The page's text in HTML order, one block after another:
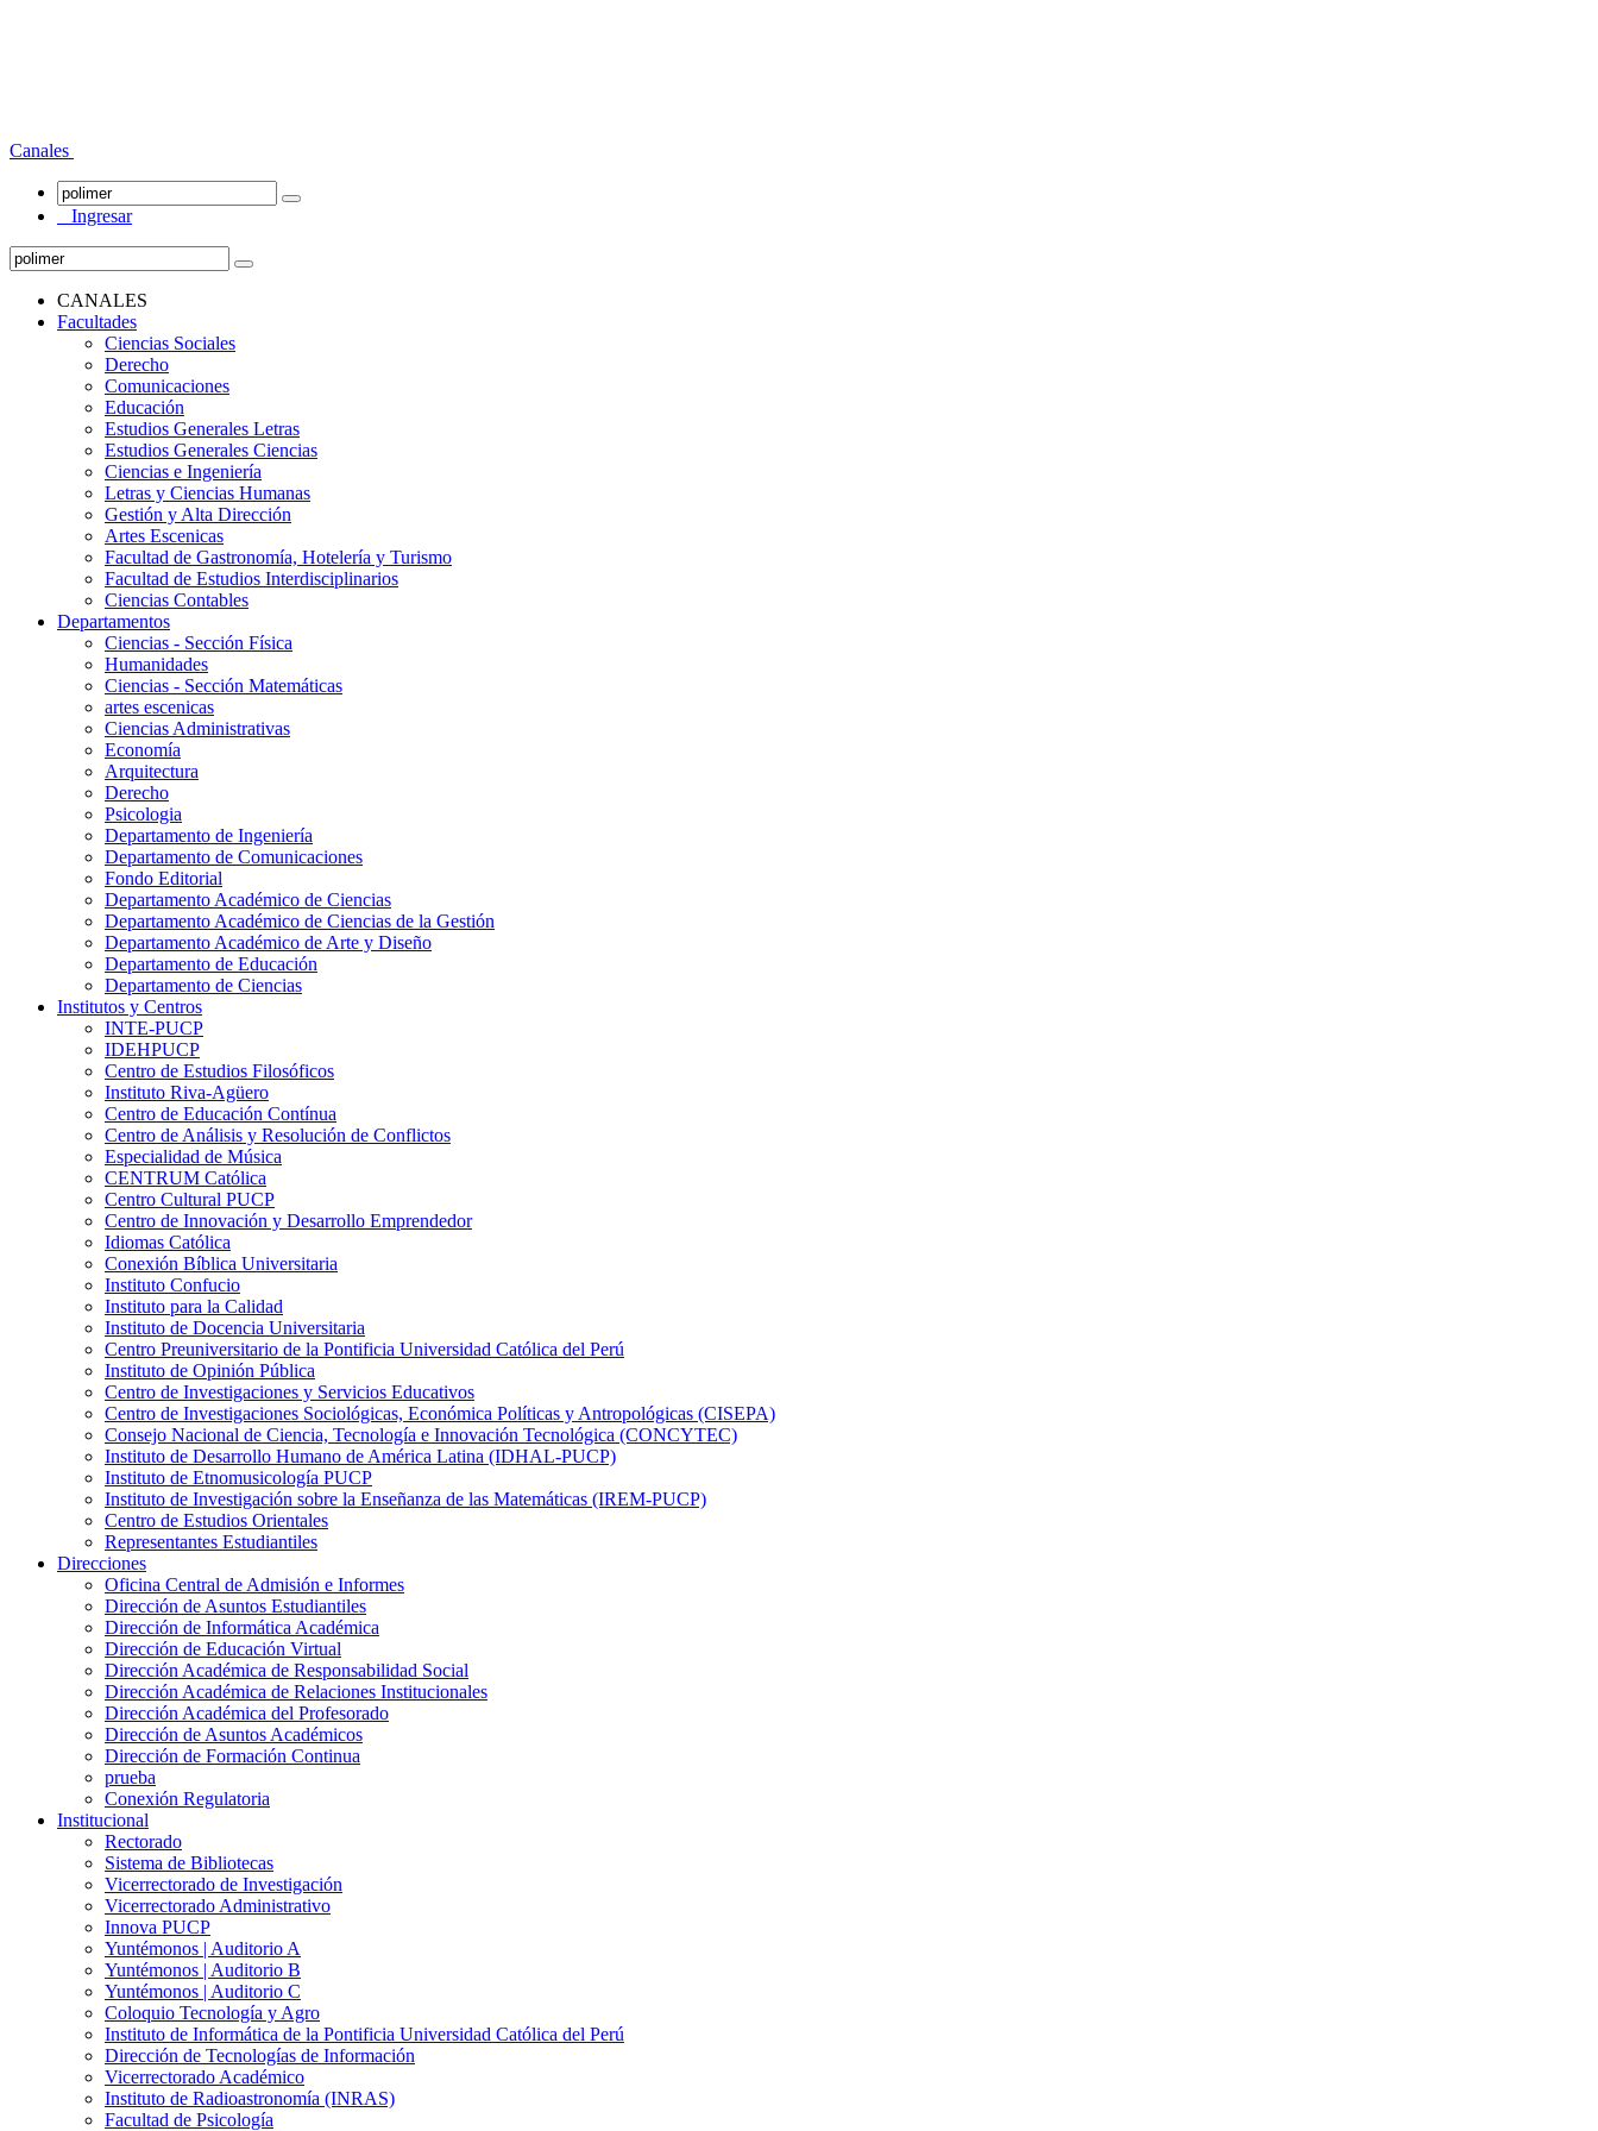
Canales
Ingresar
CANALES
Facultades
Ciencias Sociales
Derecho
Comunicaciones
Educación
Estudios Generales Letras
Estudios Generales Ciencias
Ciencias e Ingeniería
Letras y Ciencias Humanas
Gestión y Alta Dirección
Artes Escenicas
Facultad de Gastronomía, Hotelería y Turismo
Facultad de Estudios Interdisciplinarios
Ciencias Contables
Departamentos
Ciencias - Sección Física
Humanidades
Ciencias - Sección Matemáticas
artes escenicas
Ciencias Administrativas
Economía
Arquitectura
Derecho
Psicologia
Departamento de Ingeniería
Departamento de Comunicaciones
Fondo Editorial
Departamento Académico de Ciencias
Departamento Académico de Ciencias de la Gestión
Departamento Académico de Arte y Diseño
Departamento de Educación
Departamento de Ciencias
Institutos y Centros
INTE-PUCP
IDEHPUCP
Centro de Estudios Filosóficos
Instituto Riva-Agüero
Centro de Educación Contínua
Centro de Análisis y Resolución de Conflictos
Especialidad de Música
CENTRUM Católica
Centro Cultural PUCP
Centro de Innovación y Desarrollo Emprendedor
Idiomas Católica
Conexión Bíblica Universitaria
Instituto Confucio
Instituto para la Calidad
Instituto de Docencia Universitaria
Centro Preuniversitario de la Pontificia Universidad Católica del Perú
Instituto de Opinión Pública
Centro de Investigaciones y Servicios Educativos
Centro de Investigaciones Sociológicas, Económica Políticas y Antropológicas (CISEPA)
Consejo Nacional de Ciencia, Tecnología e Innovación Tecnológica (CONCYTEC)
Instituto de Desarrollo Humano de América Latina (IDHAL-PUCP)
Instituto de Etnomusicología PUCP
Instituto de Investigación sobre la Enseñanza de las Matemáticas (IREM-PUCP)
Centro de Estudios Orientales
Representantes Estudiantiles
Direcciones
Oficina Central de Admisión e Informes
Dirección de Asuntos Estudiantiles
Dirección de Informática Académica
Dirección de Educación Virtual
Dirección Académica de Responsabilidad Social
Dirección Académica de Relaciones Institucionales
Dirección Académica del Profesorado
Dirección de Asuntos Académicos
Dirección de Formación Continua
prueba
Conexión Regulatoria
Institucional
Rectorado
Sistema de Bibliotecas
Vicerrectorado de Investigación
Vicerrectorado Administrativo
Innova PUCP
Yuntémonos | Auditorio A
Yuntémonos | Auditorio B
Yuntémonos | Auditorio C
Coloquio Tecnología y Agro
Instituto de Informática de la Pontificia Universidad Católica del Perú
Dirección de Tecnologías de Información
Vicerrectorado Académico
Instituto de Radioastronomía (INRAS)
Facultad de Psicología